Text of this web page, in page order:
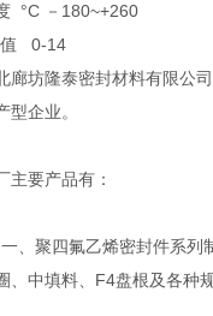
°C －180~+260
值 0-14
廊坊隆泰密封材料有限公
型企业。
主要产品有：
、聚四氟乙烯密封件系列
、中填料、F4盘根及各种